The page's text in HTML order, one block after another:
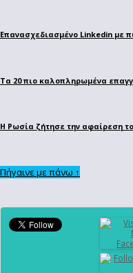
Επανασχεδιασμένο Linkedin με
Τα 20 πιο καλοπληρωμένα
Η Ρωσία ζήτησε την αφαίρεση
Πήγαινε με πάνω ↑